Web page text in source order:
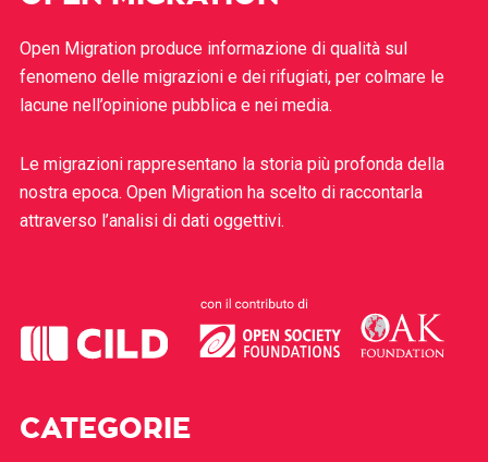
Open Migration produce informazione di qualità sul
fenomeno delle migrazioni e dei rifugiati, per colmare le
lacune nell’opinione pubblica e nei media.
Le migrazioni rappresentano la storia più profonda della
nostra epoca. Open Migration ha scelto di raccontarla
attraverso l’analisi di dati oggettivi.
CATEGORIE